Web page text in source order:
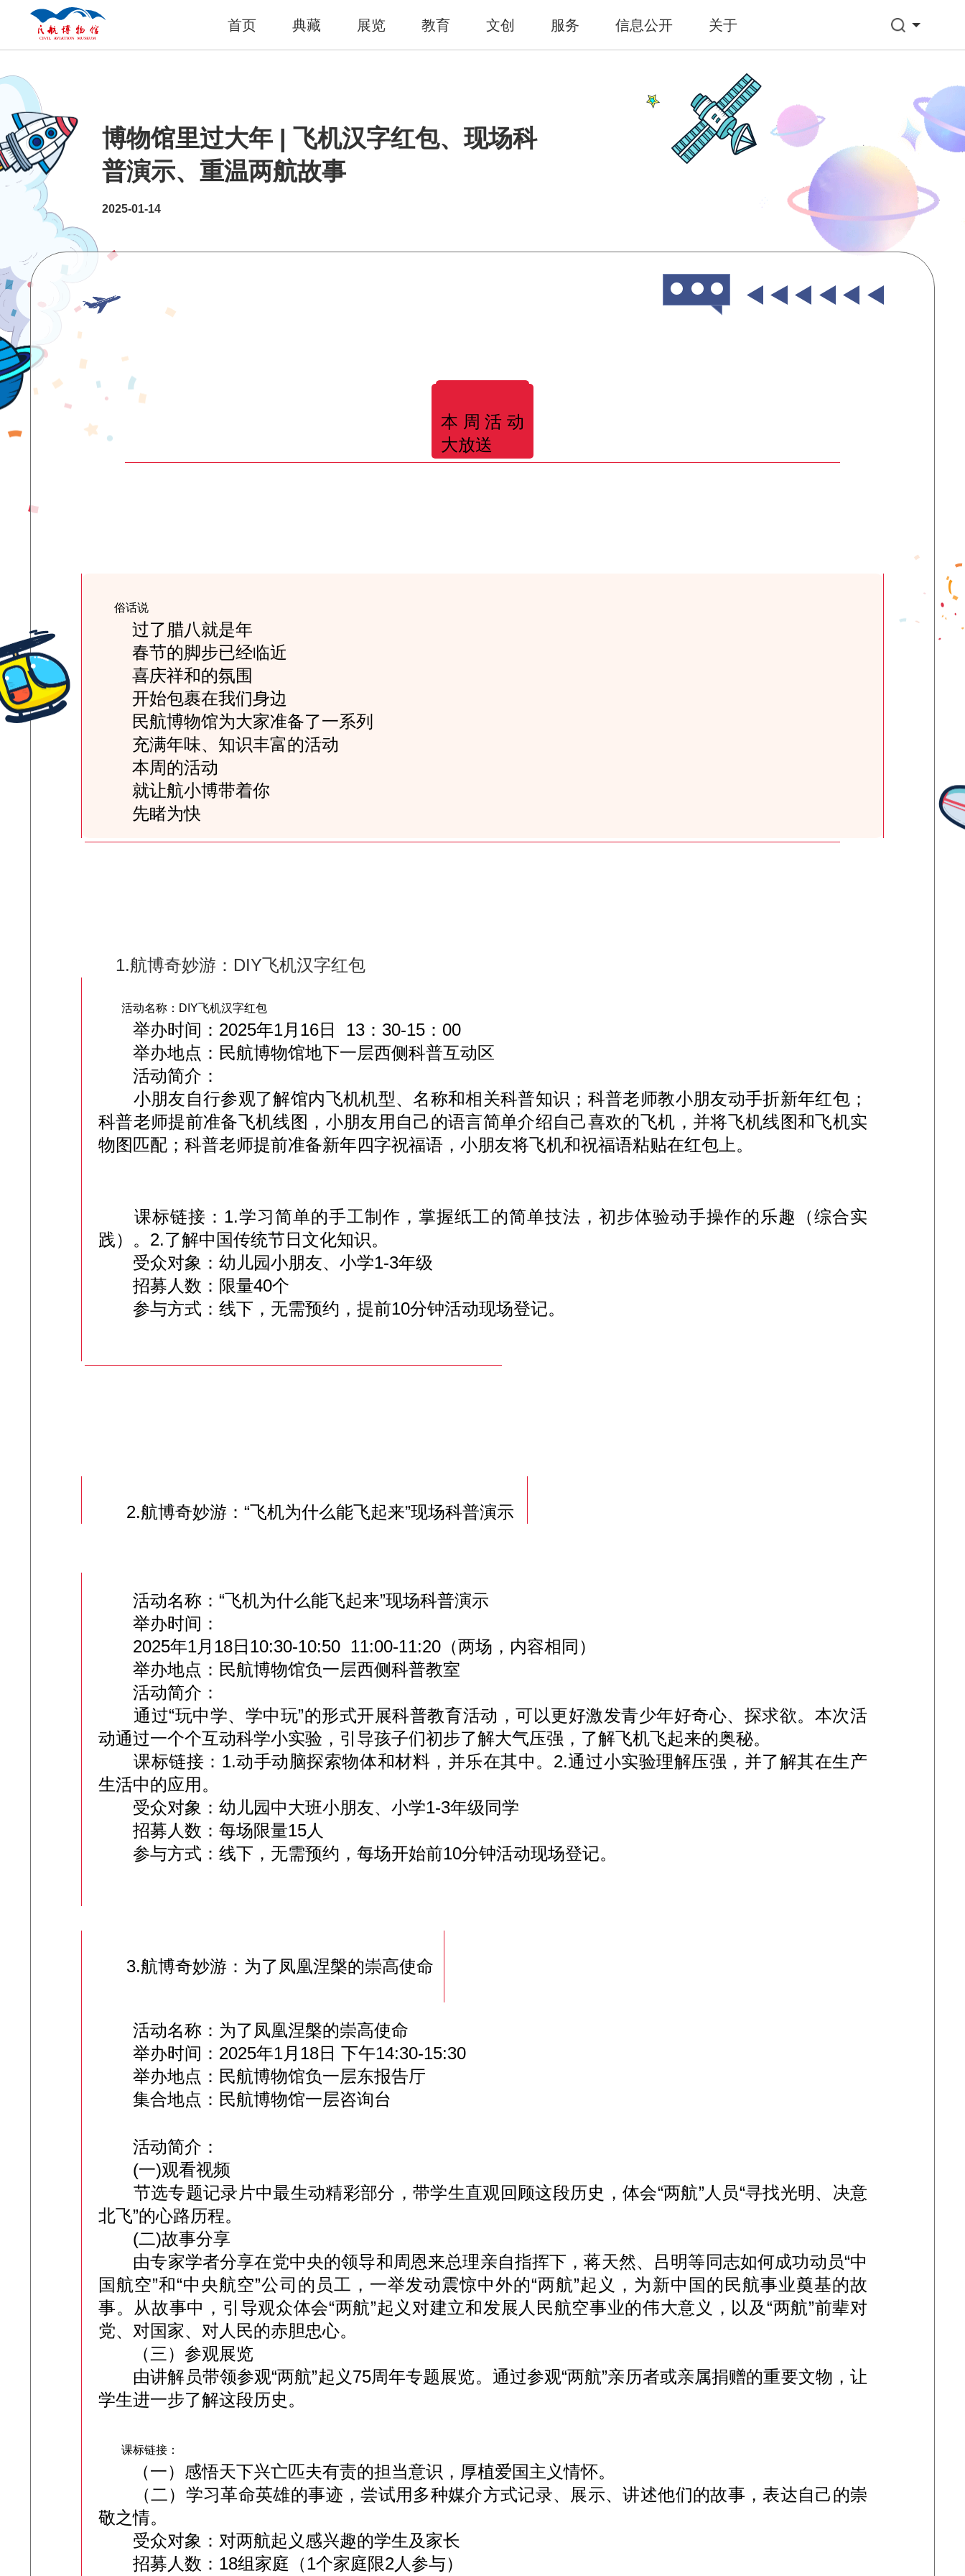
首页 典藏 展览 教育 文创 服务 信息公开 关于
博物馆里过大年 | 飞机汉字红包、现场科
普演示、重温两航故事
2025-01-14
本周活动
大放送
俗话说
过了腊八就是年
春节的脚步已经临近
喜庆祥和的氛围
开始包裹在我们身边
民航博物馆为大家准备了一系列
充满年味、知识丰富的活动
本周的活动
就让航小博带着你
先睹为快
1.航博奇妙游：DIY飞机汉字红包
活动名称：DIY飞机汉字红包
举办时间：2025年1月16日 13：30-15：00
举办地点：民航博物馆地下一层西侧科普互动区
活动简介：
小朋友自行参观了解馆内飞机机型、名称和相关科普知识；科普老师教小朋友动手折新年红包；
科普老师提前准备飞机线图，小朋友用自己的语言简单介绍自己喜欢的飞机，并将飞机线图和飞机实
物图匹配；科普老师提前准备新年四字祝福语，小朋友将飞机和祝福语粘贴在红包上。
课标链接：1.学习简单的手工制作，掌握纸工的简单技法，初步体验动手操作的乐趣（综合实
践）。2.了解中国传统节日文化知识。
受众对象：幼儿园小朋友、小学1-3年级
招募人数：限量40个
参与方式：线下，无需预约，提前10分钟活动现场登记。
2.航博奇妙游：“飞机为什么能飞起来”现场科普演示
活动名称：“飞机为什么能飞起来”现场科普演示
举办时间：
2025年1月18日10:30-10:50 11:00-11:20（两场，内容相同）
举办地点：民航博物馆负一层西侧科普教室
活动简介：
通过“玩中学、学中玩”的形式开展科普教育活动，可以更好激发青少年好奇心、探求欲。本次活
动通过一个个互动科学小实验，引导孩子们初步了解大气压强，了解飞机飞起来的奥秘。
课标链接：1.动手动脑探索物体和材料，并乐在其中。2.通过小实验理解压强，并了解其在生产
生活中的应用。
受众对象：幼儿园中大班小朋友、小学1-3年级同学
招募人数：每场限量15人
参与方式：线下，无需预约，每场开始前10分钟活动现场登记。
3.航博奇妙游：为了凤凰涅槃的崇高使命
活动名称：为了凤凰涅槃的崇高使命
举办时间：2025年1月18日 下午14:30-15:30
举办地点：民航博物馆负一层东报告厅
集合地点：民航博物馆一层咨询台
活动简介：
(一)观看视频
节选专题记录片中最生动精彩部分，带学生直观回顾这段历史，体会“两航”人员“寻找光明、决意
北飞”的心路历程。
(二)故事分享
由专家学者分享在党中央的领导和周恩来总理亲自指挥下，蒋天然、吕明等同志如何成功动员“中
国航空”和“中央航空”公司的员工，一举发动震惊中外的“两航”起义，为新中国的民航事业奠基的故
事。从故事中，引导观众体会“两航”起义对建立和发展人民航空事业的伟大意义，以及“两航”前辈对
党、对国家、对人民的赤胆忠心。
（三）参观展览
由讲解员带领参观“两航”起义75周年专题展览。通过参观“两航”亲历者或亲属捐赠的重要文物，让
学生进一步了解这段历史。
课标链接：
（一）感悟天下兴亡匹夫有责的担当意识，厚植爱国主义情怀。
（二）学习革命英雄的事迹，尝试用多种媒介方式记录、展示、讲述他们的故事，表达自己的崇
敬之情。
受众对象：对两航起义感兴趣的学生及家长
招募人数：18组家庭（1个家庭限2人参与）